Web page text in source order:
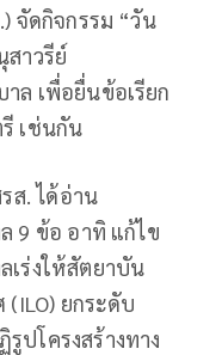
จัดกิจกรรม “วัน
าวรีย์
ล เพื่อยื่นข้อเรียก
เช่นกัน
ส. ได้อ่าน
9 ข้อ อาทิ แก้ไข
เร่งให้สัตยาบัน
(ILO) ยกระดับ
ปโครงสร้างทาง